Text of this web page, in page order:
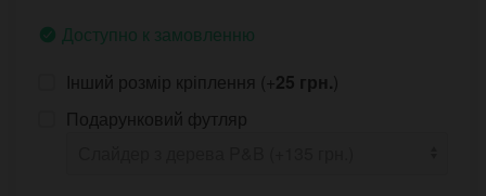
Доступно к замовленню
Інший розмір кріплення (+25 грн.)
Подарунковий футляр